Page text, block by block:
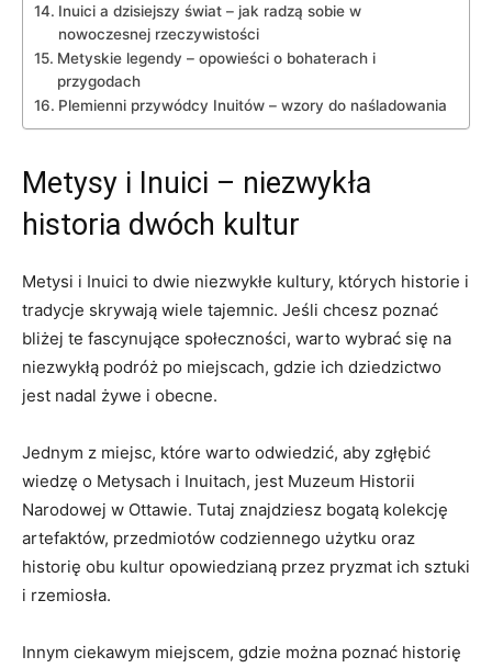
Inuici a dzisiejszy świat – jak radzą‍ sobie w
nowoczesnej rzeczywistości
Metyskie legendy – opowieści ‍o‌ bohaterach i
przygodach
Plemienni przywódcy⁤ Inuitów​ – ‌wzory do naśladowania
Metysy ​i Inuici – niezwykła⁣
historia dwóch kultur
Metysi i‍ Inuici⁣ to dwie niezwykłe kultury, których ⁤historie ⁢i
tradycje​ skrywają wiele‍ tajemnic. Jeśli chcesz ​poznać
bliżej te fascynujące ​społeczności, warto wybrać się na
niezwykłą ⁣podróż ⁤po miejscach, gdzie ich dziedzictwo
jest nadal‌ żywe i obecne.
Jednym z miejsc, które ‍warto odwiedzić, aby zgłębić
wiedzę o Metysach i⁣ Inuitach, jest Muzeum Historii
⁤Narodowej w ⁤Ottawie. Tutaj⁣ znajdziesz bogatą kolekcję
artefaktów, przedmiotów codziennego użytku oraz⁣
historię obu kultur opowiedzianą przez pryzmat ich sztuki
i rzemiosła.
Innym ciekawym miejscem, ⁢gdzie można poznać‌ historię